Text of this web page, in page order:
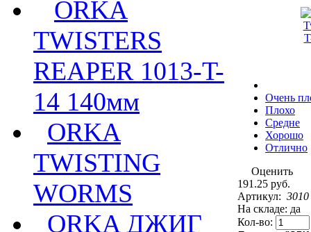
ORKA
TWISTERS
REAPER 1013-T-
14 140мм
ORKA
TWISTING
WORMS
ORKA ДЖИГ
Очень
Плохо
Средне
Хорошо
Отлично
Оценить
191.25 руб.
Артикул: 3010
На складе: да
Кол-во: